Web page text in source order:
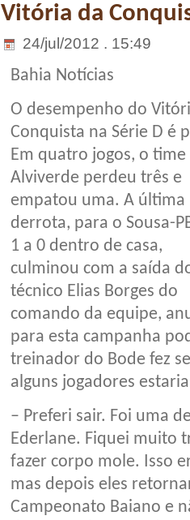
Vitória da
24/jul/2012 . 15:49
Bahia Notícias
O desempenho do
Conquista na Série D é
Em quatro jogos, o time
Alviverde perdeu três e
empatou uma. A última
derrota, para o Sousa-
1 a 0 dentro de casa,
culminou com a saída
técnico Elias Borges do
comando da equipe,
para esta campanha
treinador do Bode fez
alguns jogadores
– Preferi sair. Foi uma
Ederlane. Fiquei muito
fazer corpo mole. Isso
mas depois eles
Campeonato Baiano e